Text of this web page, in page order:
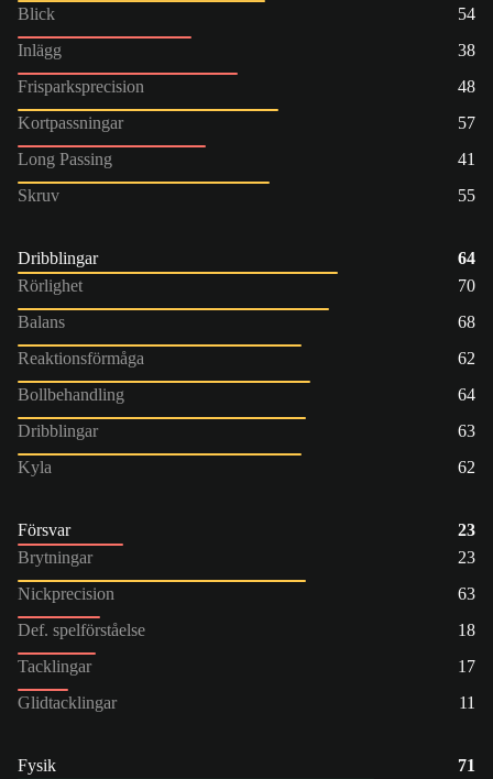
Blick
54
Inlägg
38
Frisparksprecision
48
Kortpassningar
57
Long Passing
41
Skruv
55
Dribblingar
64
Rörlighet
70
Balans
68
Reaktionsförmåga
62
Bollbehandling
64
Dribblingar
63
Kyla
62
Försvar
23
Brytningar
23
Nickprecision
63
Def. spelförståelse
18
Tacklingar
17
Glidtacklingar
11
Fysik
71